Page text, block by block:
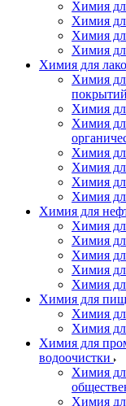
Химия
Химия
Химия
Химия
Химия для
Химия
покрытий
Химия
Химия
Химия
Химия
Химия
Химия
Химия для
Химия
Химия
Химия
Химия
Химия
Химия для
Химия
Химия
Химия для
водоочистки
Химия
Химия